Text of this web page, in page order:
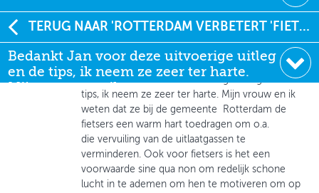
NIEUWS
BIJEENKOMSTEN
KENNISBANK
ADRESSENBOEK
OVER FIETSBERAAD
THEMASITES
TERUG NAAR 'ROTTERDAM VERBETERT 'FIETSFLOW' OP DRUKSTE FIETSROUTE'
Bedankt Jan voor deze uitvoerige uitleg
en de tips, ik neem ze zeer ter harte.
Mijn vrouw en ik wete
Etienne Bral, Fietsersbond
20-01-2017 om 12:38
Bedankt Jan voor deze uitvoerige uitleg en de
tips, ik neem ze zeer ter harte. Mijn vrouw en ik
weten dat ze bij de gemeente Rotterdam de
fietsers een warm hart toedragen om o.a.
die vervuiling van de uitlaatgassen te
verminderen. Ook voor fietsers is het een
voorwaarde sine qua non om redelijk schone
lucht in te ademen om hen te motiveren om op